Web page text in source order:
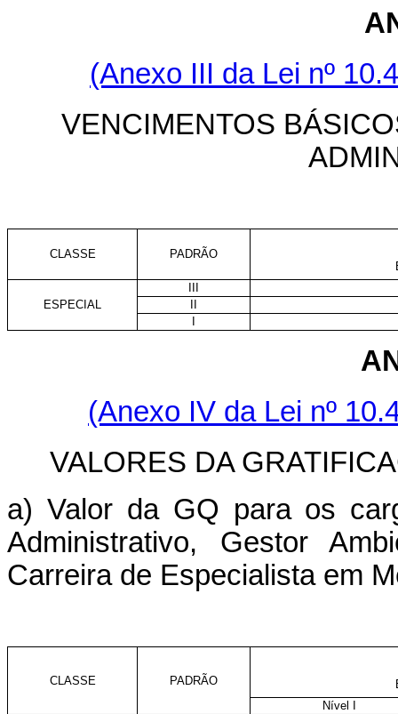
(Anexo III da Lei nº
VENCIMENTOS
CLASSE
PADRÃO
ESPECIAL
(Anexo IV da Lei nº
VALORES DA
a) Valor da GQ para os
Administrativo, Gestor
Carreira de Especialista em
CLASSE PADRÃO
Nível I